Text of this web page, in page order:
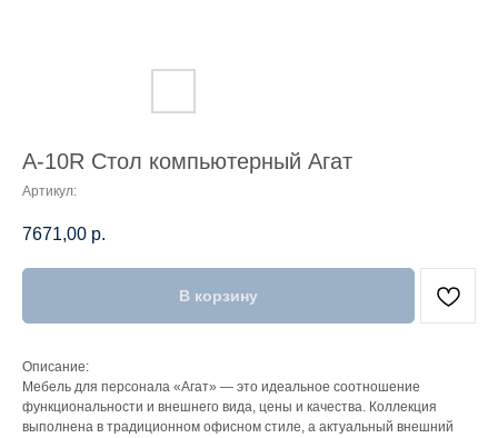
А-10R Стол компьютерный Агат
Артикул:
7671,00 р.
В корзину
Описание:
Мебель для персонала «Агат» — это идеальное соотношение
функциональности и внешнего вида, цены и качества. Коллекция
выполнена в традиционном офисном стиле, а актуальный внешний